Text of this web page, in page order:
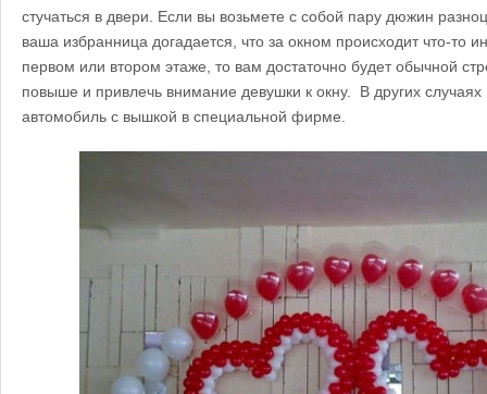
стучаться в двери. Если вы возьмете с собой пару дюжин
ваша избранница догадается, что за окном происходит что-то
первом или втором этаже, то вам достаточно будет обычной
повыше и привлечь внимание девушки к окну. В других случаях
автомобиль с вышкой в специальной фирме.